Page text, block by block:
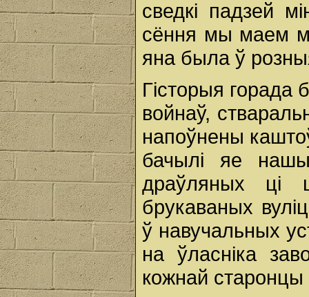
сведкі падзей
сёння мы маем
яна была ў
Гісторыя
войнаў,
напоўнены
бачылі яе
драўляных ці
брукаваных
ў навучальных
на ўласніка
кожнай старонцы